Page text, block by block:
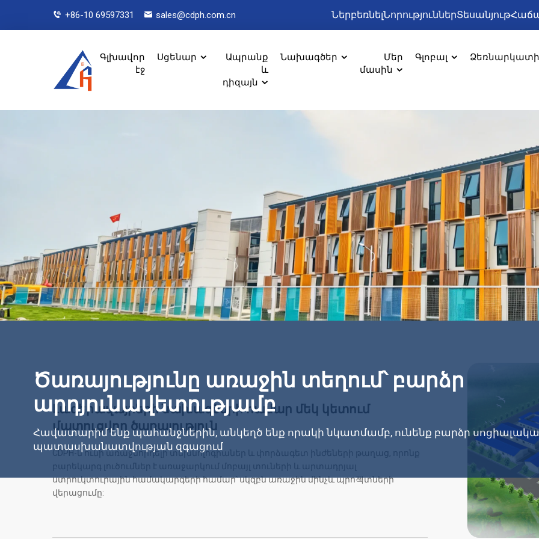
+86-10 69597331 sales@cdph.com.cn ՆերբեռնելՆորություններՏեսանյութ
Գլխավոր
էջ
Սցենար
Ապրանք
և
դիզայն
Նախագծեր
Մեր
մասին
Գլոբալ
Ծառայությունը առաջին տեղում՝ բարձր
արդյունավետությամբ
Հավատարիմ ենք պահանջներին, անկեղծ ենք որակի նկատմամբ, ունենք բարձր
պատասխանատվության զգացում
Լագերավայրերի նախագծերի համար մեկ կետում
մատուցվող ծառայություն
CDPH-ն ունի առաջնորդելի տեխնոլոգիաներ և փորձագետ ինժեների թաղաց, որոնք
բարեկարգ լուծումներ է առաջարկում մոբայլ տուների և արտադրյալ
ստրուկտուրային համակարգերի համար՝ սկզբն առաջին մինչև պրո젝տների
վերացումը: